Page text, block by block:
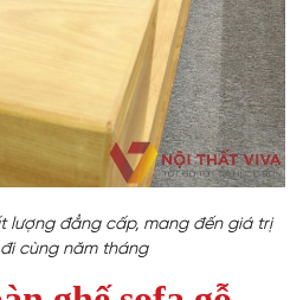
lượng đẳng cấp, mang đến giá trị
cùng năm tháng